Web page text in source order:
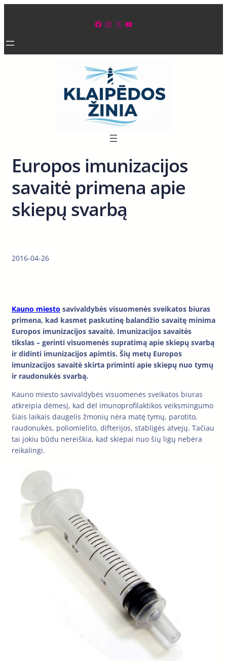
Facebook Instagram X YouTube
Europos imunizacijos
savaitė primena apie
skiepų svarbą
2016-04-26
Kauno miesto savivaldybės visuomenės sveikatos biuras
primena, kad kasmet paskutinę balandžio savaitę minima
Europos imunizacijos savaitė. Imunizacijos savaitės
tikslas – gerinti visuomenės supratimą apie skiepų svarbą
ir didinti imunizacijos apimtis. Šių metų Europos
imunizacijos savaitė skirta priminti apie skiepų nuo tymų
ir raudonukės svarbą.
Kauno miesto savivaldybės visuomenės sveikatos biuras
atkreipia dėmesį, kad dėl imunoprofilaktikos veiksmingumo
šiais laikais daugelis žmonių nėra matę tymų, parotito,
raudonukės, poliomielito, difterijos, stabligės atvejų. Tačiau
tai jokiu būdu nereiškia, kad skiepai nuo šių ligų nebėra
reikalingi.